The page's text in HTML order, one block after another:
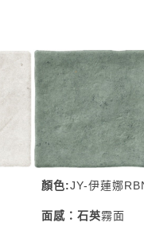
顏色:JY-伊蓮娜
面感：石英霧面